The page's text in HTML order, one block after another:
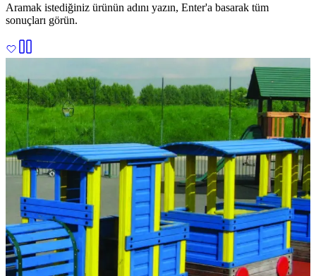
Aramak istediğiniz ürünün adını yazın, Enter'a basarak tüm
sonuçları görün.